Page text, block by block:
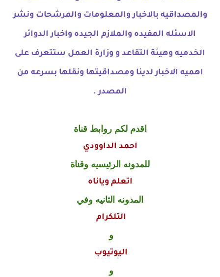
والمصداقيه بالاخبار والمعلومات والمرشحات ونشر
الاسئله المفيده والملازم الجيده واخبار الدوائر
الخدميه وهيئة التقاعد و وزارة العمل ستتعرف على
اهميه الاخبار لدينا ومصداقيتها ونقلها بسرعه من
المصدر .
اقدم لكم روابط قناة
احمد الداوودي
للمدونه الرئيسيه وقناة
اتعلم وياناه
المدونه الثانيه وفي
التلكرام
و
اليوتيوب
و